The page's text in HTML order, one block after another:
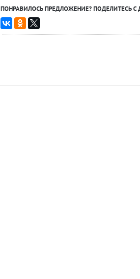
ПОНРАВИЛОСЬ ПРЕДЛОЖЕНИЕ? ПОДЕЛИТЕСЬ С